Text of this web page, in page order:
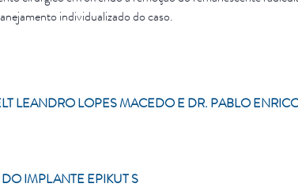
individualizado do caso.
LEANDRO LOPES MACEDO E DR. PABLO
IMPLANTE EPIKUT S